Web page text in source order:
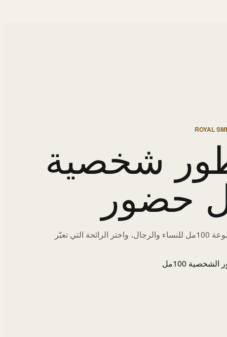
ROYAL
شخصية
حضور
اكتشف مجموعة 100مل للنساء والرجال، واختر الرائحة التي تعبّر
100مل